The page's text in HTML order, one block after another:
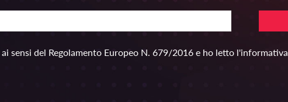
sensi del Regolamento Europeo N. 679/2016 e ho letto l'informativa